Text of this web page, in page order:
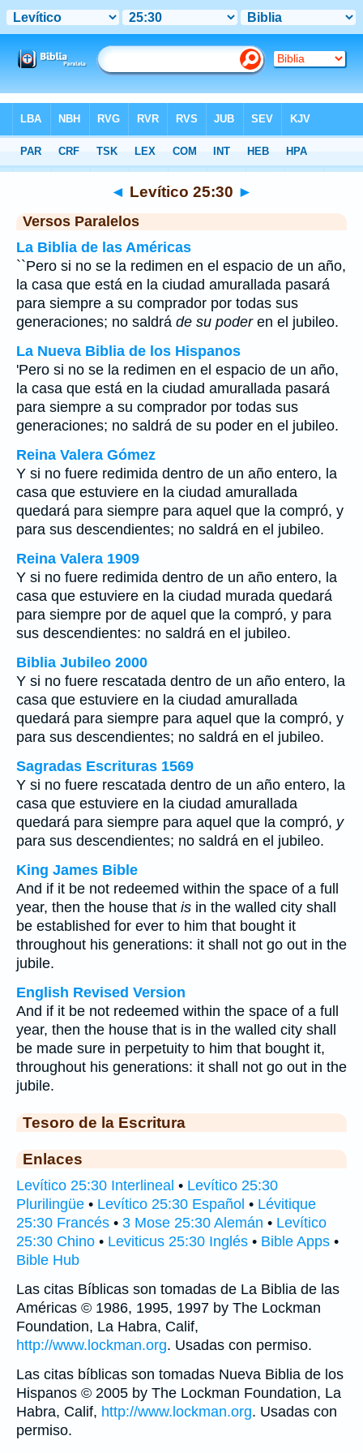
>Levítico Capítulo 25 > Verso 30
◄ Levítico 25:30 ►
Versos Paralelos
La Biblia de las Américas
``Pero si no se la redimen en el espacio de un año,
la casa que está en la ciudad amurallada pasará
para siempre a su comprador por todas sus
generaciones; no saldrá de su poderen el jubileo.
La Nueva Biblia de los Hispanos
'Pero si no se la redimen en el espacio de un año,
la casa que está en la ciudad amurallada pasará
para siempre a su comprador por todas sus
generaciones; no saldrá de su poder en el jubileo.
Reina Valera Gómez
Y si no fuere redimida dentro de un año entero, la
casa que estuviere en la ciudad amurallada
quedará para siempre para aquel que la compró, y
para sus descendientes; no saldrá en el jubileo.
Reina Valera 1909
Y si no fuere redimida dentro de un año entero, la
casa que estuviere en la ciudad murada quedará
para siempre por de aquel que la compró, y para
sus descendientes: no saldrá en el jubileo.
Biblia Jubileo 2000
Y si no fuere rescatada dentro de un año entero, la
casa que estuviere en la ciudad amurallada
quedará para siempre para aquel que la compró, y
para sus descendientes; no saldrá en el jubileo.
Sagradas Escrituras 1569
Y si no fuere rescatada dentro de un año entero, la
casa que estuviere en la ciudad amurallada
quedará para siempre para aquel que la compró, y
para sus descendientes; no saldrá en el jubileo.
King James Bible
And if it be not redeemed within the space of a full
year, then the house that is in the walled city shall
be established for ever to him that bought it
throughout his generations: it shall not go out in the
jubile.
English Revised Version
And if it be not redeemed within the space of a full
year, then the house that is in the walled city shall
be made sure in perpetuity to him that bought it,
throughout his generations: it shall not go out in the
jubile.
Tesoro de la Escritura
Enlaces
Levítico 25:30 Interlineal • Levítico 25:30
Plurilingüe • Levítico 25:30 Español • Lévitique
25:30 Francés • 3 Mose 25:30 Alemán • Levítico
25:30 Chino • Leviticus 25:30 Inglés • Bible Apps •
Bible Hub
Las citas Bíblicas son tomadas de La Biblia de las
Américas © 1986, 1995, 1997 by The Lockman
Foundation, La Habra, Calif,
http://www.lockman.org. Usadas con permiso.
Las citas bíblicas son tomadas Nueva Biblia de los
Hispanos © 2005 by The Lockman Foundation, La
Habra, Calif, http://www.lockman.org. Usadas con
permiso.